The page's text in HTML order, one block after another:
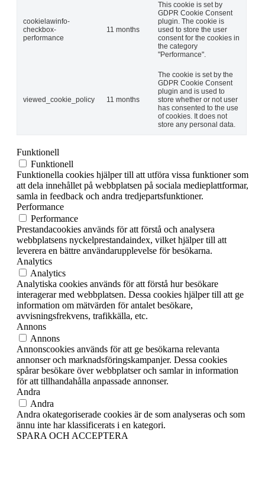
cookielawinfo-
checkbox-
performance
11 months
This cookie is set by
GDPR Cookie Consent
plugin. The cookie is
used to store the user
consent for the cookies in
the category
"Performance".
viewed_cookie_policy 11 months
The cookie is set by the
GDPR Cookie Consent
plugin and is used to
store whether or not user
has consented to the use
of cookies. It does not
store any personal data.
Funktionell
Funktionell
Funktionella cookies hjälper till att utföra vissa funktioner som
att dela innehållet på webbplatsen på sociala medieplattformar,
samla in feedback och andra tredjepartsfunktioner.
Performance
Performance
Prestandacookies används för att förstå och analysera
webbplatsens nyckelprestandaindex, vilket hjälper till att
leverera en bättre användarupplevelse för besökarna.
Analytics
Analytics
Analytiska cookies används för att förstå hur besökare
interagerar med webbplatsen. Dessa cookies hjälper till att ge
information om mätvärden för antalet besökare,
avvisningsfrekvens, trafikkälla, etc.
Annons
Annons
Annonscookies används för att ge besökarna relevanta
annonser och marknadsföringskampanjer. Dessa cookies
spårar besökare över webbplatser och samlar in information
för att tillhandahålla anpassade annonser.
Andra
Andra
Andra okategoriserade cookies är de som analyseras och som
ännu inte har klassificerats i en kategori.
SPARA OCH ACCEPTERA